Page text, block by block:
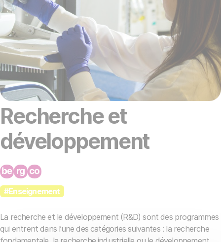
Recherche et
développement
#Enseignement
La recherche et le développement (R&D) sont des programmes
qui entrent dans l’une des catégories suivantes : la recherche